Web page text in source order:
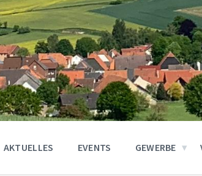
AKTUELLES EVENTS GEWERBE